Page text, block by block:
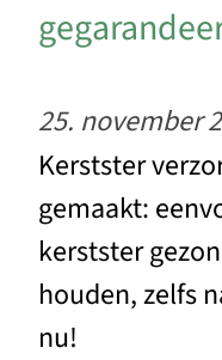
25. november
Kerstster
gemaakt:
kerstster
houden, zelfs
nu!